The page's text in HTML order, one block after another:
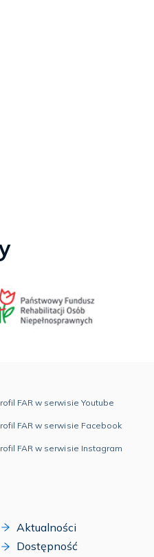
FAR w serwisie Youtube
FAR w serwisie Facebook
FAR w serwisie Instagram
Aktualności
Dostępność